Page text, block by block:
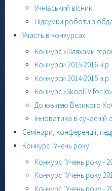
Учнівський вісник
Підсумки роботи з
Участь в конкурсах
Конкурс «Шляхами
Конкурси 2015-2016 н.р.
Конкурси 2014-2015 н.р.
Конкурс «SkoolTV for
До ювілею Великого
Інноватика в сучасній
Семінари, конференції,
Конкурс "Учень року"
Конкурс "Учень року -
Конкурс "Учень року
Конкурс "Учень року -